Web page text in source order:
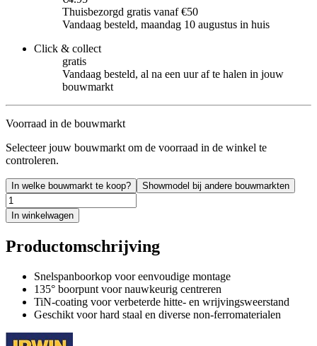
Thuisbezorgd gratis vanaf €50
Vandaag besteld, maandag 10 augustus in huis
Click & collect
gratis
Vandaag besteld, al na een uur af te halen in jouw
bouwmarkt
Voorraad in de bouwmarkt
Selecteer jouw bouwmarkt om de voorraad in de winkel te
controleren.
In welke bouwmarkt te koop? Showmodel bij andere bouwmarkten
In winkelwagen
Productomschrijving
Snelspanboorkop voor eenvoudige montage
135° boorpunt voor nauwkeurig centreren
TiN-coating voor verbeterde hitte- en wrijvingsweerstand
Geschikt voor hard staal en diverse non-ferromaterialen